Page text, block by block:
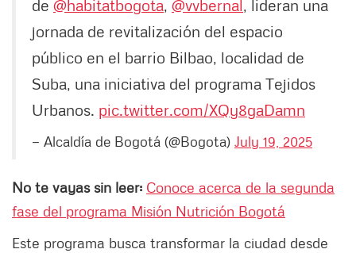
de @habitatbogota, @vvbernal , lideran una
jornada de revitalización del espacio
público en el barrio Bilbao, localidad de
Suba, una iniciativa del programa Tejidos
Urbanos. pic.twitter.com/XQy8gaDamn
— Alcaldía de Bogotá (@Bogota) July 19, 2025
No te vayas sin leer: Conoce acerca de la segunda
fase del programa Misión Nutrición Bogotá
Este programa busca transformar la ciudad desde